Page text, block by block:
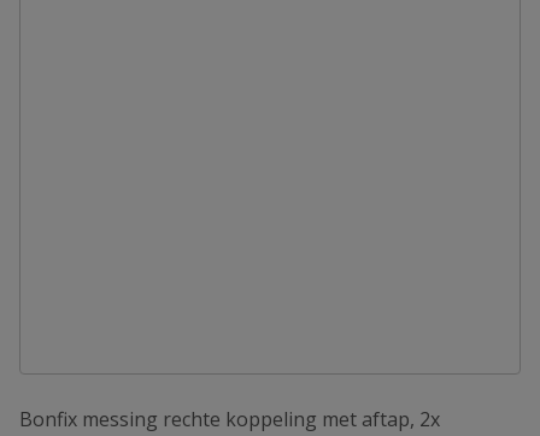
Bonfix messing rechte koppeling met aftap, 2x